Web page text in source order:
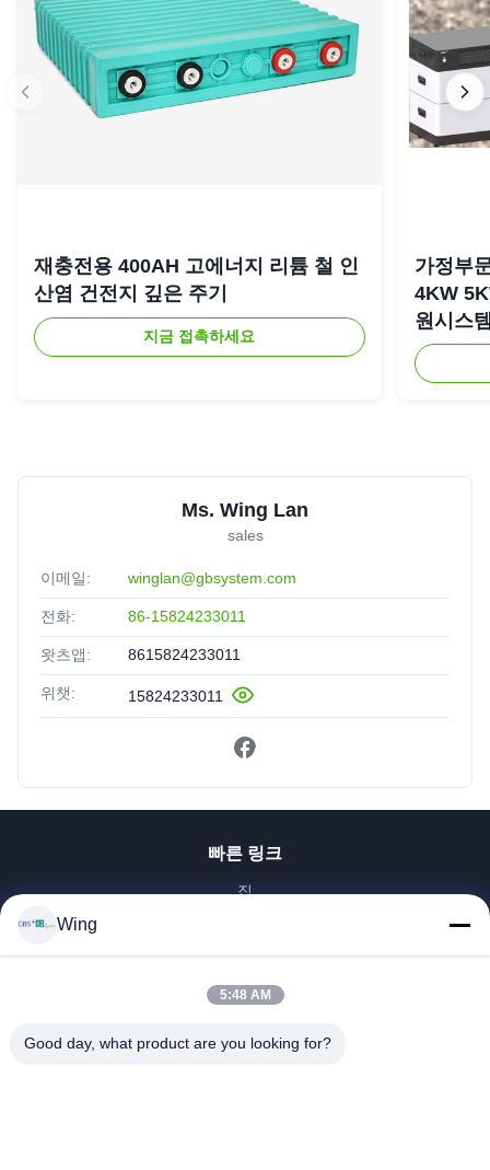
재충전용 400AH 고에너지 리튬 철 인
산염 건전지 깊은 주기
지금 접촉하세요
가정부
4KW
원시스
Ms. Wing Lan
sales
이메일: winglan@gbsystem.com
전화: 86-15824233011
왓츠앱: 8615824233011
위챗: 15824233011
빠른 링크
집
비디오
VR 쇼
공장 투어
Wing
5:48 AM
Good day, what product are you looking for?